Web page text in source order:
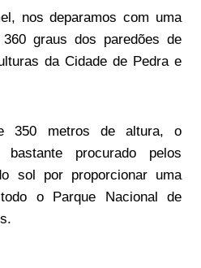
nos deparamos com uma
graus dos paredões de
da Cidade de Pedra e
350 metros de altura, o
procurado pelos
sol por proporcionar uma
o Parque Nacional de